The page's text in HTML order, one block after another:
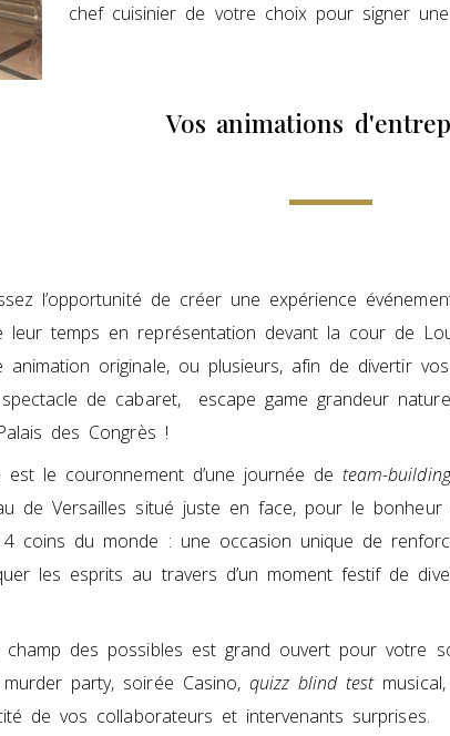
chef cuisinier de votre choix pour signer
Vos animations
l’opportunité de créer une expérience
temps en représentation devant la cour de
originale, ou plusieurs, afin de divertir
de cabaret, escape game grandeur
des Congrès !
est le couronnement d’une journée deteam-building
de Versailles situé juste en face, pour le bonheur
coins du monde : une occasion unique de
les esprits au travers d’un moment festif de
des possibles est grand ouvert pour votre
party, soirée Casino, quizz blind testmusical,
de vos collaborateurs et intervenants surprises.